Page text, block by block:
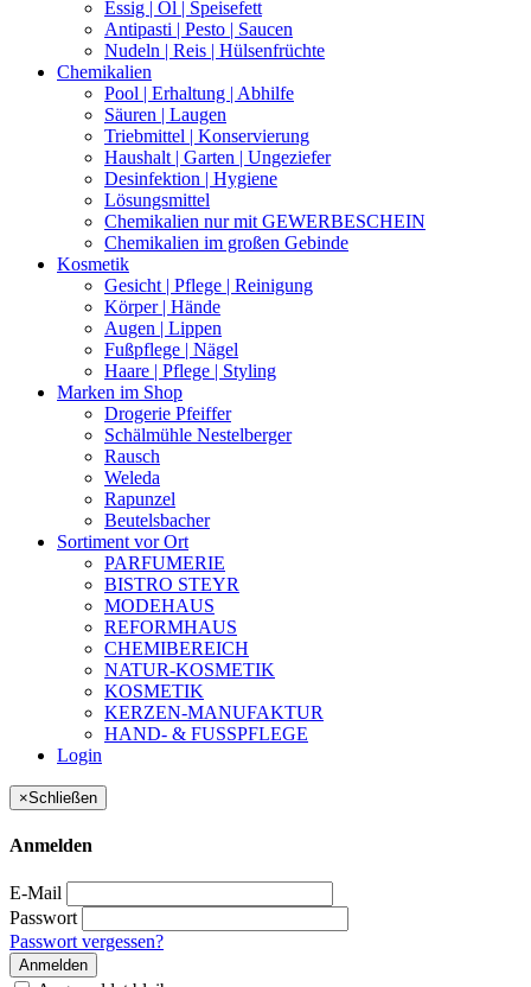
Essig | Öl | Speisefett
Antipasti | Pesto | Saucen
Nudeln | Reis | Hülsenfrüchte
Chemikalien
Pool | Erhaltung | Abhilfe
Säuren | Laugen
Triebmittel | Konservierung
Haushalt | Garten | Ungeziefer
Desinfektion | Hygiene
Lösungsmittel
Chemikalien nur mit GEWERBESCHEIN
Chemikalien im großen Gebinde
Kosmetik
Gesicht | Pflege | Reinigung
Körper | Hände
Augen | Lippen
Fußpflege | Nägel
Haare | Pflege | Styling
Marken im Shop
Drogerie Pfeiffer
Schälmühle Nestelberger
Rausch
Weleda
Rapunzel
Beutelsbacher
Sortiment vor Ort
PARFUMERIE
BISTRO STEYR
MODEHAUS
REFORMHAUS
CHEMIBEREICH
NATUR-KOSMETIK
KOSMETIK
KERZEN-MANUFAKTUR
HAND- & FUSSPFLEGE
Login
×Schließen
Anmelden
E-Mail
Passwort
Passwort vergessen?
Anmelden